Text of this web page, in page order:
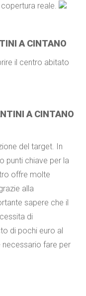
reale.
A CINTANO
il centro abitato
A CINTANO
del target. In
punti chiave per la
offre molte
alla
sapere che il
di
di pochi euro al
fare per